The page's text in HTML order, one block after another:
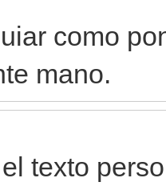
como
mano.
texto